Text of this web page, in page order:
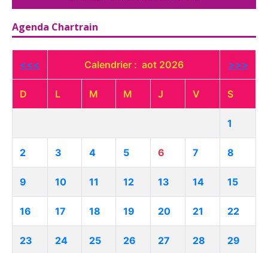
Agenda Chartrain
<<< Calendrier : aot 2026 >>>
D L M M J V S
1
2 3 4 5 6 7 8
9 10 11 12 13 14 15
16 17 18 19 20 21 22
23 24 25 26 27 28 29